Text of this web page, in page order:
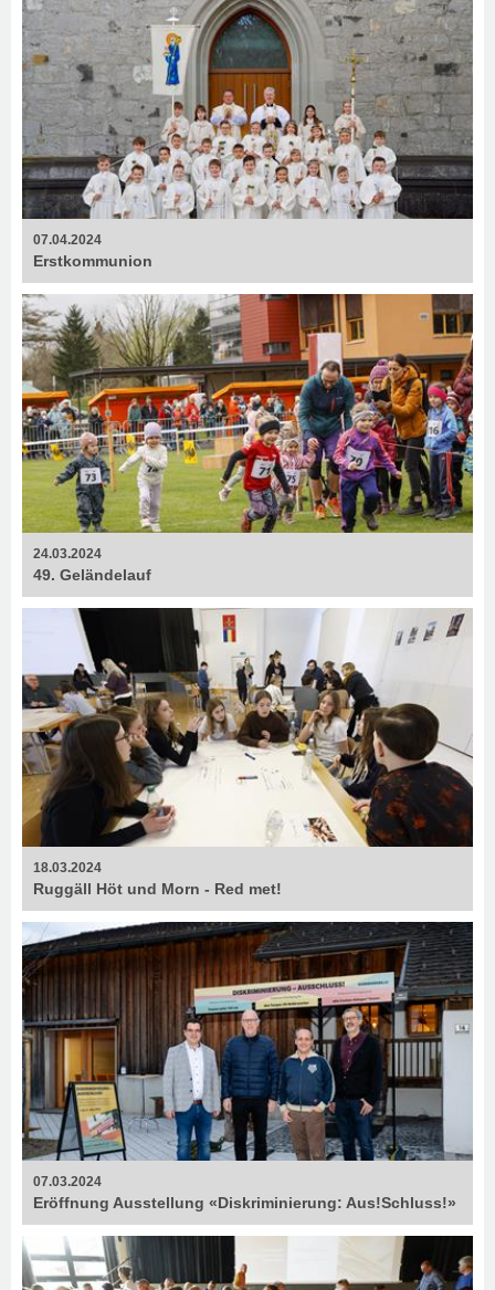
07.04.2024
Erstkommunion
24.03.2024
49. Geländelauf
18.03.2024
Ruggäll Höt und Morn - Red met!
07.03.2024
Eröffnung Ausstellung «Diskriminierung: Aus!Schluss!»